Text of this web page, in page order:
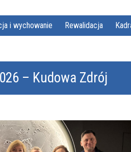
i wychowanie Rewalidacja
– Kudowa Zdrój